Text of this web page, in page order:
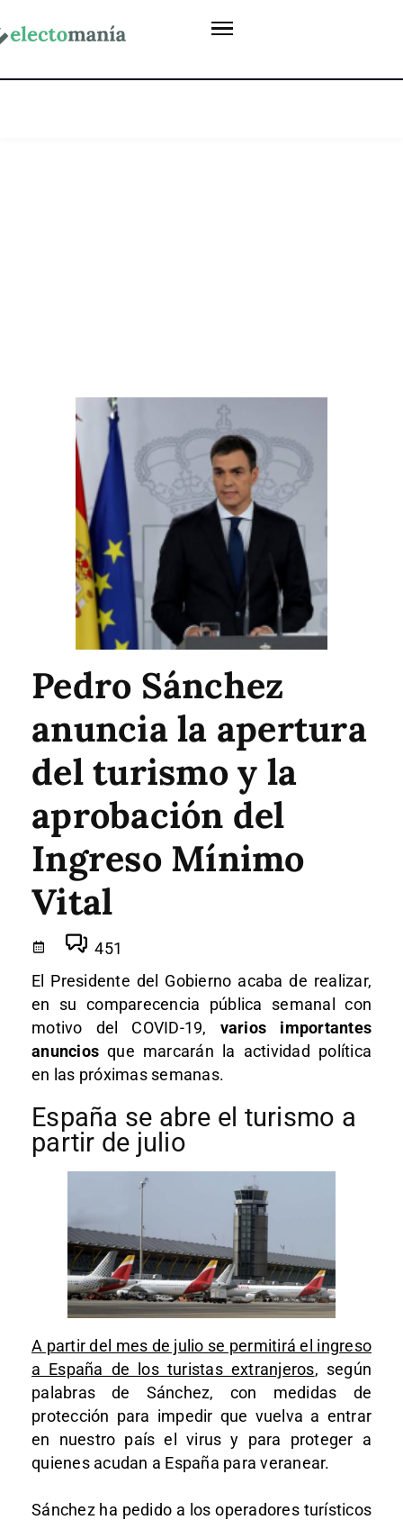
Pedro Sánchez
anuncia la apertura
del turismo y la
aprobación del
Ingreso Mínimo
Vital
451
El Presidente del Gobierno acaba de realizar,
en su comparecencia pública semanal con
motivo del COVID-19, varios importantes
anuncios que marcarán la actividad política
en las próximas semanas.
España se abre el turismo a
partir de julio
A partir del mes de julio se permitirá el ingreso
a España de los turistas extranjeros, según
palabras de Sánchez, con medidas de
protección para impedir que vuelva a entrar
en nuestro país el virus y para proteger a
quienes acudan a España para veranear.
Sánchez ha pedido a los operadores turísticos